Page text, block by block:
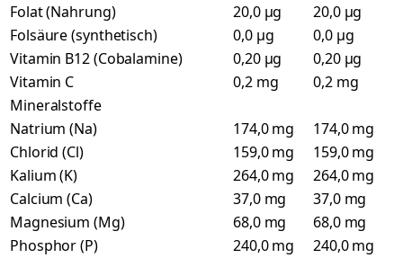
Folat (Nahrung)
20,0 µg
20,0 µg
Folsäure (synthetisch)
0,0 µg
0,0 µg
Vitamin B12 (Cobalamine)
0,20 µg
0,20 µg
Vitamin C
0,2 mg
0,2 mg
Mineralstoffe
Natrium (Na)
174,0 mg
174,0 mg
Chlorid (Cl)
159,0 mg
159,0 mg
Kalium (K)
264,0 mg
264,0 mg
Calcium (Ca)
37,0 mg
37,0 mg
Magnesium (Mg)
68,0 mg
68,0 mg
Phosphor (P)
240,0 mg
240,0 mg